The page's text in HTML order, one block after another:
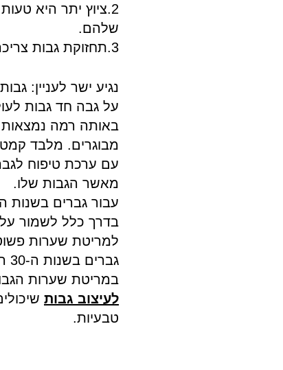
2.ציוץ יתר היא
שלהם.
3.תחזוקת גבות צריכה להיות חלק ממשטר הטיפוח של כל גבר.
נגיע ישר לעניין:
על גבה חד גבות
באותה רמה נמצאות
מבוגרים. מלבד
עם ערכת טיפוח
מאשר הגבות שלו.
בדרך כלל לשמור על
למריטת שערות
במריטת שערות
לעיצוב גבות
טבעיות.